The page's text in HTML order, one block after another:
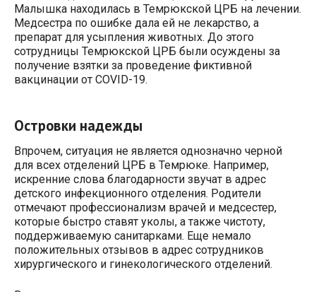
Малышка находилась в Темрюкской ЦРБ на лечении.
Медсестра по ошибке дала ей не лекарство, а
препарат для усыпления животных. До этого
сотрудницы Темрюкской ЦРБ были осуждены за
получение взятки за проведение фиктивной
вакцинации от COVID-19.
Островки надежды
Впрочем, ситуация не является однозначно черной
для всех отделений ЦРБ в Темрюке. Например,
искренние слова благодарности звучат в адрес
детского инфекционного отделения. Родители
отмечают профессионализм врачей и медсестер,
которые быстро ставят уколы, а также чистоту,
поддерживаемую санитарками. Еще немало
положительных отзывов в адрес сотрудников
хирургического и гинекологического отделений.